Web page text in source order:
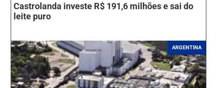
Castrolanda investe R$ 191,6 milhões e sai do
leite puro
ARGENTINA